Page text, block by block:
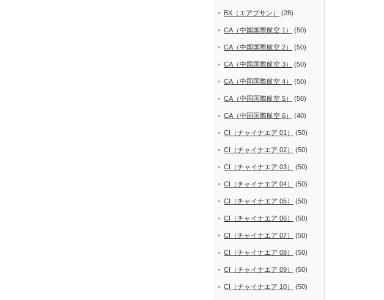
BX（エアプサン） (28)
CA（中国国際航空 1） (50)
CA（中国国際航空 2） (50)
CA（中国国際航空 3） (50)
CA（中国国際航空 4） (50)
CA（中国国際航空 5） (50)
CA（中国国際航空 6） (40)
CI（チャイナエア 01） (50)
CI（チャイナエア 02） (50)
CI（チャイナエア 03） (50)
CI（チャイナエア 04） (50)
CI（チャイナエア 05） (50)
CI（チャイナエア 06） (50)
CI（チャイナエア 07） (50)
CI（チャイナエア 08） (50)
CI（チャイナエア 09） (50)
CI（チャイナエア 10） (50)